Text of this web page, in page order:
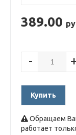
389.00
- +
Купить
Обращаем
работает